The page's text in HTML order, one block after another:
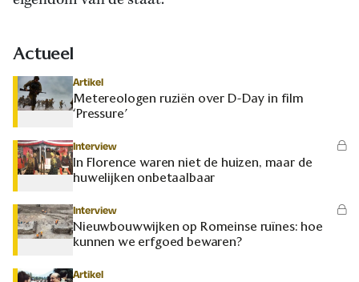
Actueel
Artikel
Metereologen ruziën over D-Day in film
‘Pressure’
Interview
In Florence waren niet de huizen, maar de
huwelijken onbetaalbaar
Interview
Nieuwbouwwijken op Romeinse ruïnes: hoe
kunnen we erfgoed bewaren?
Artikel